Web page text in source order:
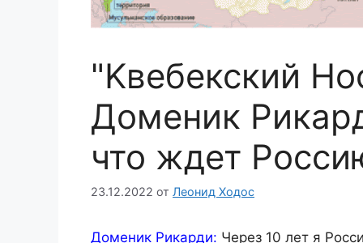
"Kвебекский
Доменик
что ждет
23.12.2022 от Леонид Ходос
Доменик Рикарди: Через 10 лет я